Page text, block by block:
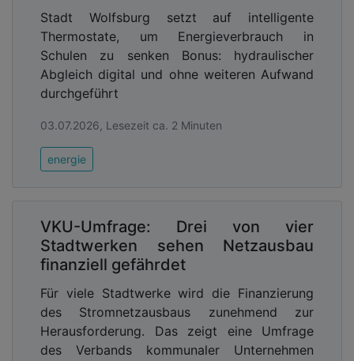
Stadt Wolfsburg setzt auf intelligente
Thermostate, um Energieverbrauch in
Schulen zu senken Bonus: hydraulischer
Abgleich digital und ohne weiteren Aufwand
durchgeführt
03.07.2026, Lesezeit ca. 2 Minuten
energie
VKU-Umfrage: Drei von vier
Stadtwerken sehen Netzausbau
finanziell gefährdet
Für viele Stadtwerke wird die Finanzierung
des Stromnetzausbaus zunehmend zur
Herausforderung. Das zeigt eine Umfrage
des Verbands kommunaler Unternehmen